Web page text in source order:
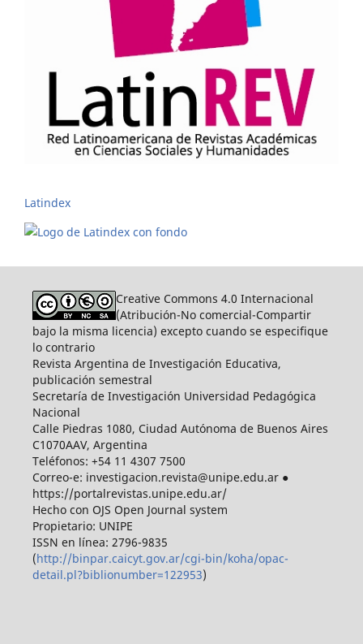
Latindex
Creative Commons 4.0 Internacional
(Atribución-No comercial-Compartir
bajo la misma licencia) excepto cuando se especifique
lo contrario
Revista Argentina de Investigación Educativa,
publicación semestral
Secretaría de Investigación Universidad Pedagógica
Nacional
Calle Piedras 1080, Ciudad Autónoma de Buenos Aires
C1070AAV, Argentina
Teléfonos: +54 11 4307 7500
Correo-e: investigacion.revista@unipe.edu.ar ●
https://portalrevistas.unipe.edu.ar/
Hecho con OJS Open Journal system
Propietario: UNIPE
ISSN en línea: 2796-9835
(http://binpar.caicyt.gov.ar/cgi-bin/koha/opac-
detail.pl?biblionumber=122953)